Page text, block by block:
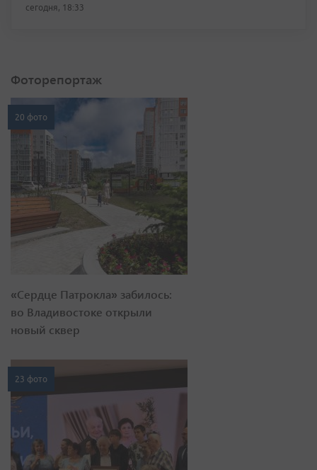
сегодня, 18:33
Фоторепортаж
20 фото
«Сердце Патрокла» забилось:
во Владивостоке открыли
новый сквер
23 фото